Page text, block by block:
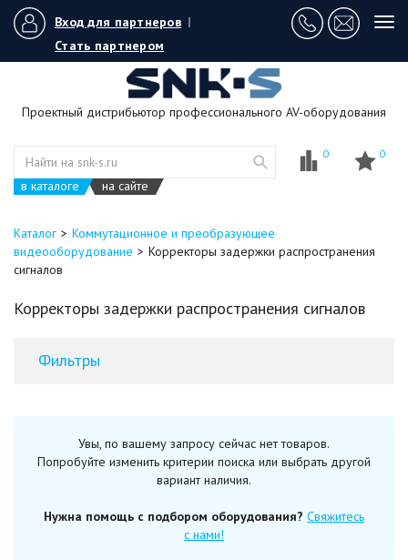
Вход для партнеров |
Стать партнером
Проектный дистрибьютор профессионального AV-оборудования
в каталоге на сайте
0 0
Каталог
Коммутационное и преобразующее
видеооборудование
Корректоры задержки распространения
сигналов
Корректоры задержки распространения сигналов
Фильтры
Увы, по вашему запросу сейчас нет товаров.
Попробуйте изменить критерии поиска или выбрать другой
вариант наличия.
Нужна помощь с подбором оборудования? Свяжитесь
с нами!